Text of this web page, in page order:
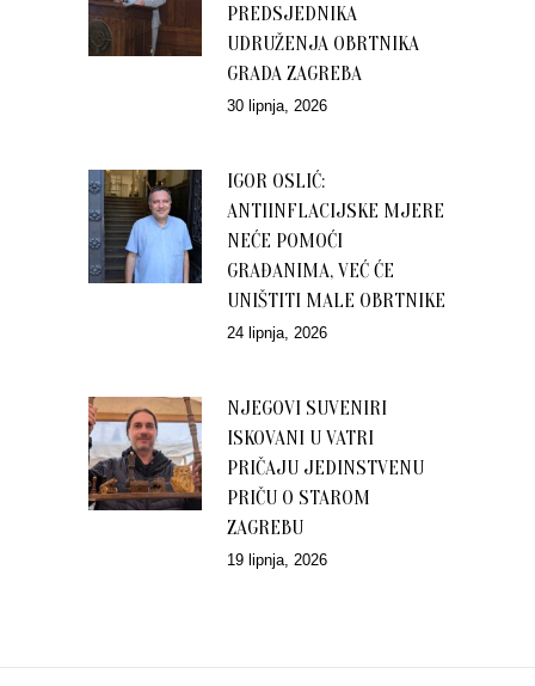
PREDSJEDNIKA
UDRUŽENJA OBRTNIKA
GRADA ZAGREBA
30 lipnja, 2026
IGOR OSLIĆ:
ANTIINFLACIJSKE MJERE
NEĆE POMOĆI
GRAĐANIMA, VEĆ ĆE
UNIŠTITI MALE OBRTNIKE
24 lipnja, 2026
NJEGOVI SUVENIRI
ISKOVANI U VATRI
PRIČAJU JEDINSTVENU
PRIČU O STAROM
ZAGREBU
19 lipnja, 2026